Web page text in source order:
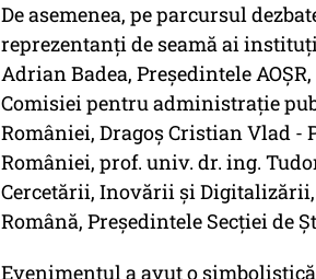
De asemenea, pe parcursul
reprezentanți de seamă ai
Adrian Badea, Preşedintele
Comisiei pentru administrație
României, Dragoş Cristian Vlad -
României, prof. univ. dr. ing.
Cercetării, Inovării și
Română, Președintele Secției de
Evenimentul a avut o